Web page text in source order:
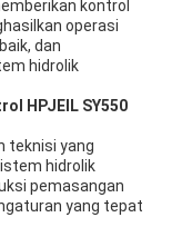
kontrol
operasi
dan
hidrolik
HPJEIL SY550
teknisi yang
hidrolik
pemasangan
yang tepat